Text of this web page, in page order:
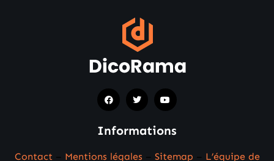
Informations
Contact Mentions légales Sitemap L’équipe de